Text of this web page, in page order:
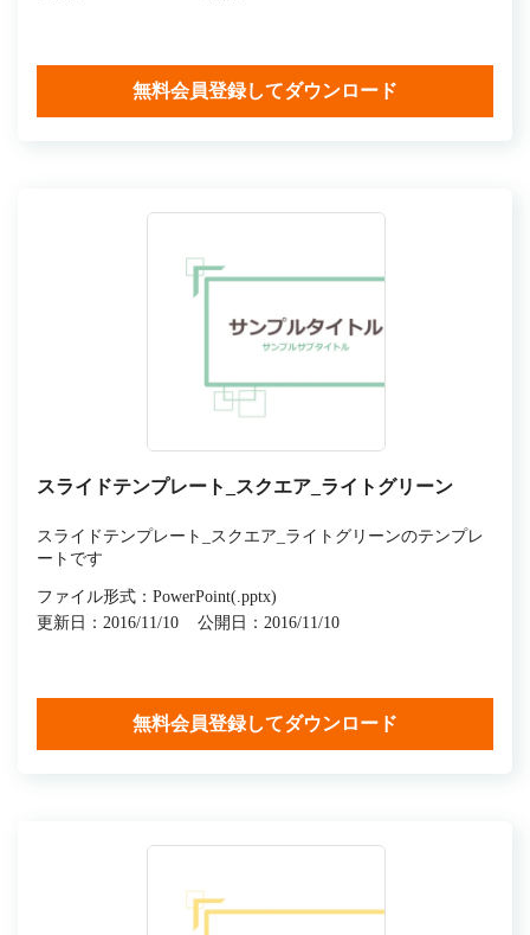
無料会員登録してダウンロード
スライドテンプレート_スクエア_ライトグリーン
スライドテンプレート_スクエア_ライトグリーンのテンプレ
ートです
ファイル形式：PowerPoint(.pptx)
更新日：2016/11/10
公開日：2016/11/10
無料会員登録してダウンロード